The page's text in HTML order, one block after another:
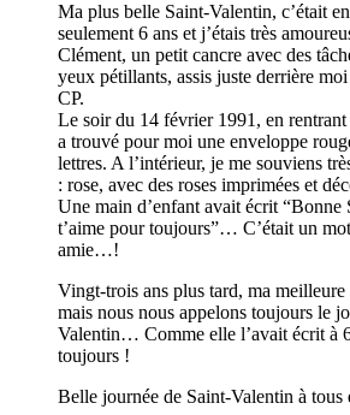
Ma plus belle Saint-Valentin, c’était
seulement 6 ans et j’étais très
Clément, un petit cancre avec des
yeux pétillants, assis juste derrière
CP.
Le soir du 14 février 1991, en rentrant
a trouvé pour moi une enveloppe
lettres. A l’intérieur, je me souviens
: rose, avec des roses imprimées et
Une main d’enfant avait écrit “Bonne
t’aime pour toujours”… C’était un
amie…!
Vingt-trois ans plus tard, ma meilleure
mais nous nous appelons toujours le
Valentin… Comme elle l’avait écrit à
toujours !
Belle journée de Saint-Valentin à tous